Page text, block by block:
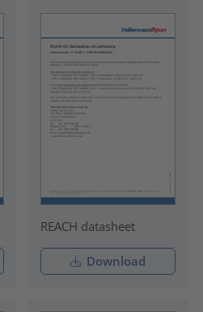
REACH datasheet
Download